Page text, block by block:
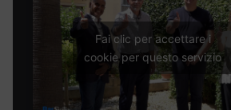
Fai clic per accettare i
cookie per questo servizio